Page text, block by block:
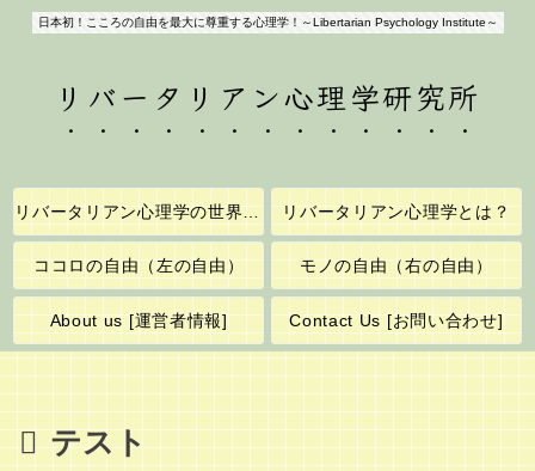
日本初！こころの自由を最大に尊重する心理学！～Libertarian Psychology Institute～
リバータリアン心理学研究所
リバータリアン心理学の世界へようこそ！ リバータリアン心理学とは？
ココロの自由（左の自由） モノの自由（右の自由）
About us [運営者情報] Contact Us [お問い合わせ]
テスト